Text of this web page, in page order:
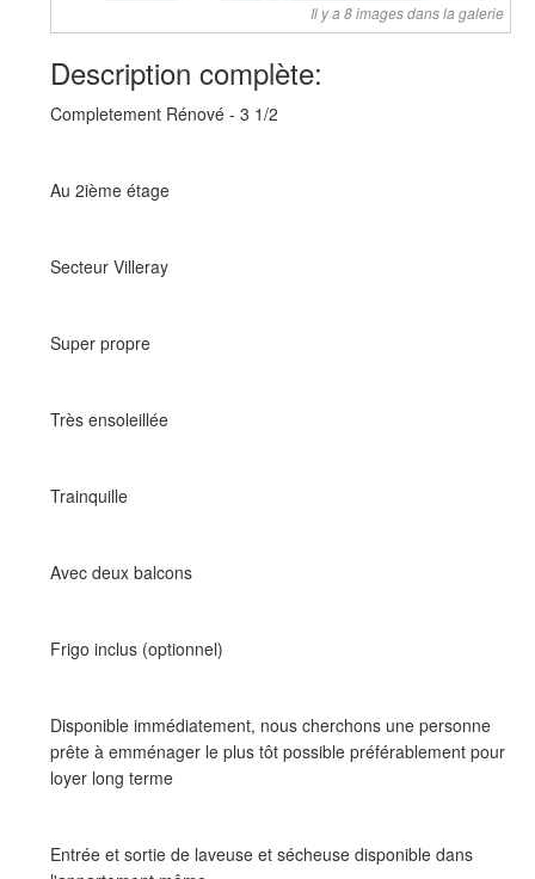
Il y a 8 images dans la galerie
Description complète:
Completement Rénové - 3 1/2
Au 2ième étage
Secteur Villeray
Super propre
Très ensoleillée
Trainquille
Avec deux balcons
Frigo inclus (optionnel)
Disponible immédiatement, nous cherchons une personne
prête à emménager le plus tôt possible préférablement pour
loyer long terme
Entrée et sortie de laveuse et sécheuse disponible dans